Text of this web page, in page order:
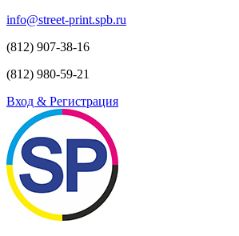
info@street-print.spb.ru
(812) 907-38-16
(812) 980-59-21
Вход & Регистрация